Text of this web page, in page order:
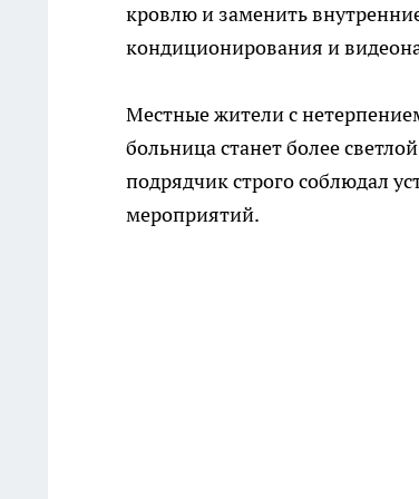
кровлю и заменить
кондиционирования и
Местные жители с
больница станет более
подрядчик строго соблюдал
мероприятий.